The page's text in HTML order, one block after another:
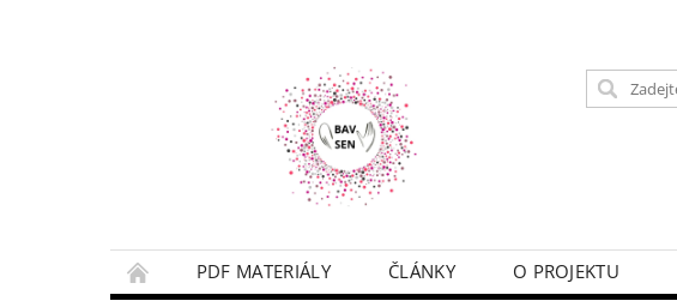
PDF MATERIÁLY ČLÁNKY O PROJEKTU